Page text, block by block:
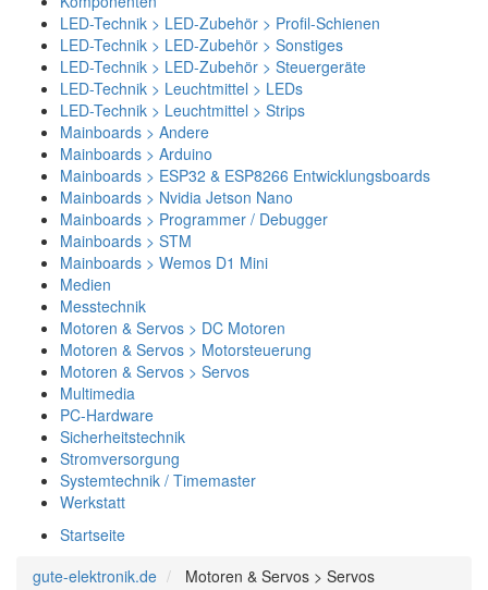
LED-Technik > LED-Zubehör > Profil-Schienen
LED-Technik > LED-Zubehör > Sonstiges
LED-Technik > LED-Zubehör > Steuergeräte
LED-Technik > Leuchtmittel > LEDs
LED-Technik > Leuchtmittel > Strips
Mainboards > Andere
Mainboards > Arduino
Mainboards > ESP32 & ESP8266 Entwicklungsboards
Mainboards > Nvidia Jetson Nano
Mainboards > Programmer / Debugger
Mainboards > STM
Mainboards > Wemos D1 Mini
Medien
Messtechnik
Motoren & Servos > DC Motoren
Motoren & Servos > Motorsteuerung
Motoren & Servos > Servos
Multimedia
PC-Hardware
Sicherheitstechnik
Stromversorgung
Systemtechnik / Timemaster
Werkstatt
Startseite
gute-elektronik.de
Motoren & Servos > Servos